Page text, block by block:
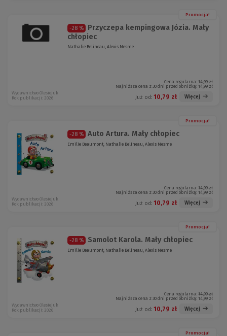
Promocja!
-28 %
Przyczepa kempingowa Józia. Mały
chłopiec
Nathalie Belineau, Alexis Nesme
Cena regularna: 14,99 zł
Najniższa cena z 30 dni przed obniżką: 14,99 zł
Już od: 10,79 zł Więcej
Wydawnictwo Olesiejuk
Rok publikacji: 2026
Promocja!
-28 % Auto Artura. Mały chłopiec
Emilie Beaumont, Nathalie Belineau, Alexis Nesme
Cena regularna: 14,99 zł
Najniższa cena z 30 dni przed obniżką: 14,99 zł
Już od: 10,79 zł Więcej
Wydawnictwo Olesiejuk
Rok publikacji: 2026
Promocja!
-28 % Samolot Karola. Mały chłopiec
Emilie Beaumont, Nathalie Belineau, Alexis Nesme
Cena regularna: 14,99 zł
Najniższa cena z 30 dni przed obniżką: 14,99 zł
Już od: 10,79 zł Więcej
Wydawnictwo Olesiejuk
Rok publikacji: 2026
Promocja!